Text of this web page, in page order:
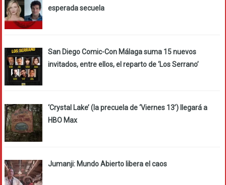
esperada secuela
San Diego Comic-Con Málaga suma 15 nuevos
invitados, entre ellos, el reparto de ‘Los Serrano’
‘Crystal Lake’ (la precuela de ‘Viernes 13’) llegará a
HBO Max
Jumanji: Mundo Abierto libera el caos